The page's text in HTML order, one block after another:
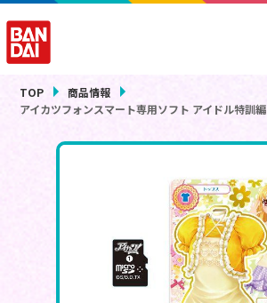
TOP
商品情報
アイカツフォンスマート専用ソフト アイドル特訓編